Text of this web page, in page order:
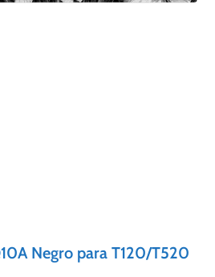
Negro para T120/T520